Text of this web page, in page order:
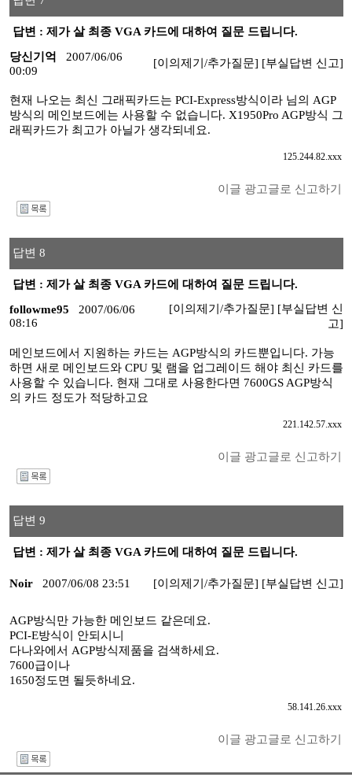
답변 : 제가 살 최종 VGA 카드에 대하여 질문 드립니다.
당신기억
2007/06/06
00:09
[이의제기/추가질문] [부실답변 신고]
현재 나오는 최신 그래픽카드는 PCI-Express방식이라 님의 AGP
방식의 메인보드에는 사용할 수 없습니다. X1950Pro AGP방식 그
래픽카드가 최고가 아닐가 생각되네요.
125.244.82.xxx
이글 광고글로 신고하기
답변 8
답변 : 제가 살 최종 VGA 카드에 대하여 질문 드립니다.
followme95
2007/06/06
08:16
[이의제기/추가질문] [부실답변 신
고]
메인보드에서 지원하는 카드는 AGP방식의 카드뿐입니다. 가능
하면 새로 메인보드와 CPU 및 램을 업그레이드 해야 최신 카드를
사용할 수 있습니다. 현재 그대로 사용한다면 7600GS AGP방식
의 카드 정도가 적당하고요
221.142.57.xxx
이글 광고글로 신고하기
답변 9
답변 : 제가 살 최종 VGA 카드에 대하여 질문 드립니다.
Noir 2007/06/08 23:51 [이의제기/추가질문] [부실답변 신고]
AGP방식만 가능한 메인보드 같은데요.
PCI-E방식이 안되시니
다나와에서 AGP방식제품을 검색하세요.
7600급이나
1650정도면 될듯하네요.
58.141.26.xxx
이글 광고글로 신고하기